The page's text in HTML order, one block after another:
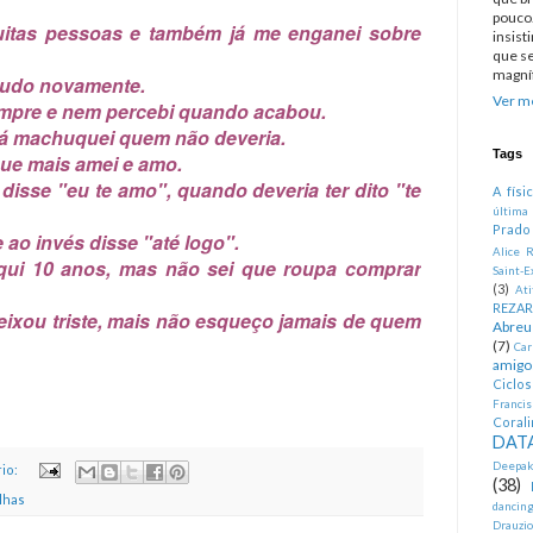
pessoas e também já me enganei sobre
novamente.
e nem percebi quando acabou.
machuquei quem não deveria.
mais amei e amo.
"eu te amo", quando deveria ter dito "te
invés disse "até logo".
10 anos, mas não sei que roupa comprar
triste, mais não esqueço jamais de quem
que
Ver
Tags
A
última
Prado
Alice
Saint-
(3)
Abreu
(7)
Francis
(38)
dancing